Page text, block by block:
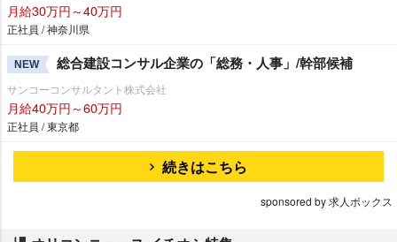
月給30万円～40万円
正社員 / 神奈川県
NEW 総合建設コンサル企業の「総務・人事」/幹部候補
サンコーコンサルタント株式会社
月給40万円～60万円
正社員 / 東京都
続きはこちら
sponsored by 求人ボックス